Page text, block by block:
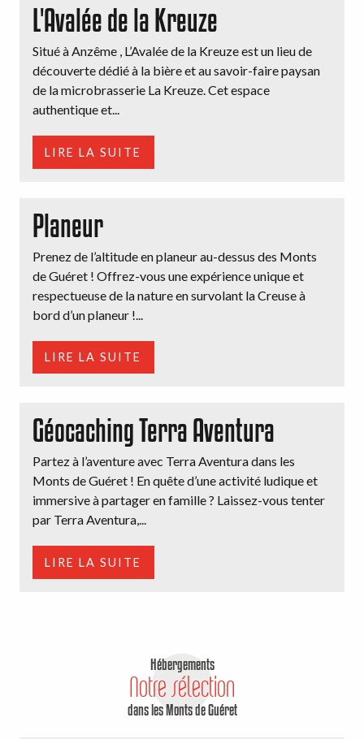
L'Avalée de la Kreuze
Situé à Anzême , L’Avalée de la Kreuze est un lieu de
découverte dédié à la bière et au savoir-faire paysan
de la microbrasserie La Kreuze. Cet espace
authentique et...
LIRE LA SUITE
Planeur
Prenez de l’altitude en planeur au-dessus des Monts
de Guéret ! Offrez-vous une expérience unique et
respectueuse de la nature en survolant la Creuse à
bord d’un planeur !...
LIRE LA SUITE
Géocaching Terra Aventura
Partez à l’aventure avec Terra Aventura dans les
Monts de Guéret ! En quête d’une activité ludique et
immersive à partager en famille ? Laissez-vous tenter
par Terra Aventura,...
LIRE LA SUITE
Hébergements
Notre sélection
dans les Monts de Guéret